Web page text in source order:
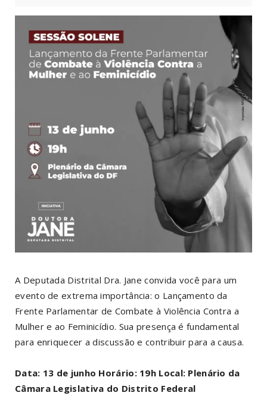
A Deputada Distrital Dra. Jane convida você para um
evento de extrema importância: o Lançamento da
Frente Parlamentar de Combate à Violência Contra a
Mulher e ao Feminicídio. Sua presença é fundamental
para enriquecer a discussão e contribuir para a causa.
Data: 13 de junho Horário: 19h Local: Plenário da
Câmara Legislativa do Distrito Federal